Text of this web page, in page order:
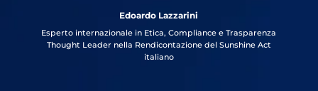
Edoardo Lazzarini
Esperto internazionale in Etica, Compliance e Trasparenza
Thought Leader nella Rendicontazione del Sunshine Act
italiano